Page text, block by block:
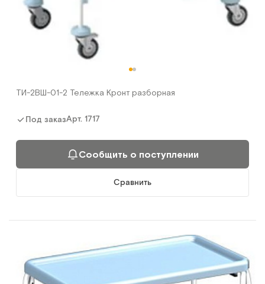
ТИ-2ВШ-01-2 Тележка Кронт разборная
Под заказАрт. 1717
Сообщить о поступлении
Сравнить